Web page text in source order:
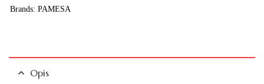
Brands: PAMESA
Opis